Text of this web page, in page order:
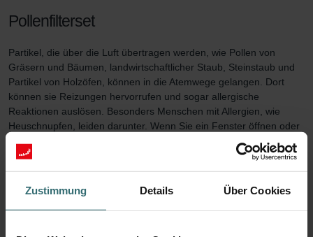
Zustimmung Details Über Cookies
Pollenfilterset
Partikel, die über die Luft übertragen werden, wie Pollen von
Gräsern und Bäumen, landwirtschaftlicher Staub, Steinstaub und
Partikel von Holzöfen, können in die Atemwege gelangen. Dort
können sie Reizungen hervorrufen und sogar allergische
Reaktionen auslösen. Besonders Menschen mit Allergien, wie
Heuschnupfen, leiden darunter. Wenn Sie ein Fenster öffnen oder
lüften, ohne die Luft zu filtern, sammeln sich viele Partikel in der
Raumluft. Dies macht es Allergikern schwer, sich zu entspannen.
Um dieses Problem zu lösen, filtert der Pollenfilter aus diesem
Filterset diese Partikel aus der frischen Außenluft, bevor sie Ihre
Wohnbereiche erreichen. Dies führt zu einer besseren
Raumluftqualität, die es Ihnen ermöglicht, sich besser zu